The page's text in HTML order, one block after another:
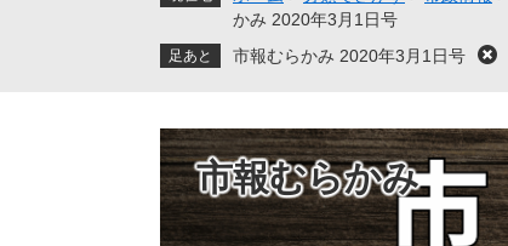
かみ 2020年3月1日号
市報むらかみ 2020年3月1日号
閉
市報むらかみ